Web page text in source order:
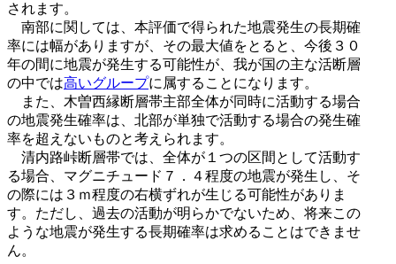
されます。
南部に関しては、本評価で得られた地震発生の長期確
率には幅がありますが、その最大値をとると、今後３０
年の間に地震が発生する可能性が、我が国の主な活断層
の中では高いグループに属することになります。
また、木曽西縁断層帯主部全体が同時に活動する場合
の地震発生確率は、北部が単独で活動する場合の発生確
率を超えないものと考えられます。
清内路峠断層帯では、全体が１つの区間として活動す
る場合、マグニチュード７．４程度の地震が発生し、そ
の際には３ｍ程度の右横ずれが生じる可能性がありま
す。ただし、過去の活動が明らかでないため、将来この
ような地震が発生する長期確率は求めることはできませ
ん。